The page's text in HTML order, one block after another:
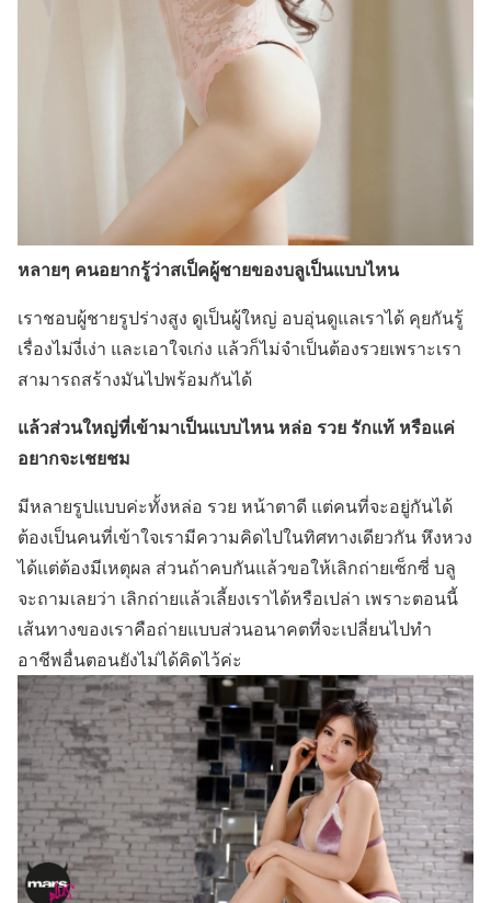
หลายๆ คนอยากรู้ว่าสเป็คผู้ชายของบลูเป็นแบบไหน
เราชอบผู้ชายรูปร่างสูง ดูเป็นผู้ใหญ่ อบอุ่นดูแลเราได้ คุยกันรู้
เรื่องไม่งี่เง่า และเอาใจเก่ง แล้วก็ไม่จำเป็นต้องรวยเพราะเรา
สามารถสร้างมันไปพร้อมกันได้
แล้วส่วนใหญ่ที่เข้ามาเป็นแบบไหน หล่อ รวย รักแท้ หรือแค่
อยากจะเชยชม
มีหลายรูปแบบค่ะทั้งหล่อ รวย หน้าตาดี แต่คนที่จะอยู่กันได้
ต้องเป็นคนที่เข้าใจเรามีความคิดไปในทิศทางเดียวกัน หึงหวง
ได้แต่ต้องมีเหตุผล ส่วนถ้าคบกันแล้วขอให้เลิกถ่ายเซ็กซี่ บลู
จะถามเลยว่า เลิกถ่ายแล้วเลี้ยงเราได้หรือเปล่า เพราะตอนนี้
เส้นทางของเราคือถ่ายแบบส่วนอนาคตที่จะเปลี่ยนไปทำ
อาชีพอื่นตอนยังไม่ได้คิดไว้ค่ะ